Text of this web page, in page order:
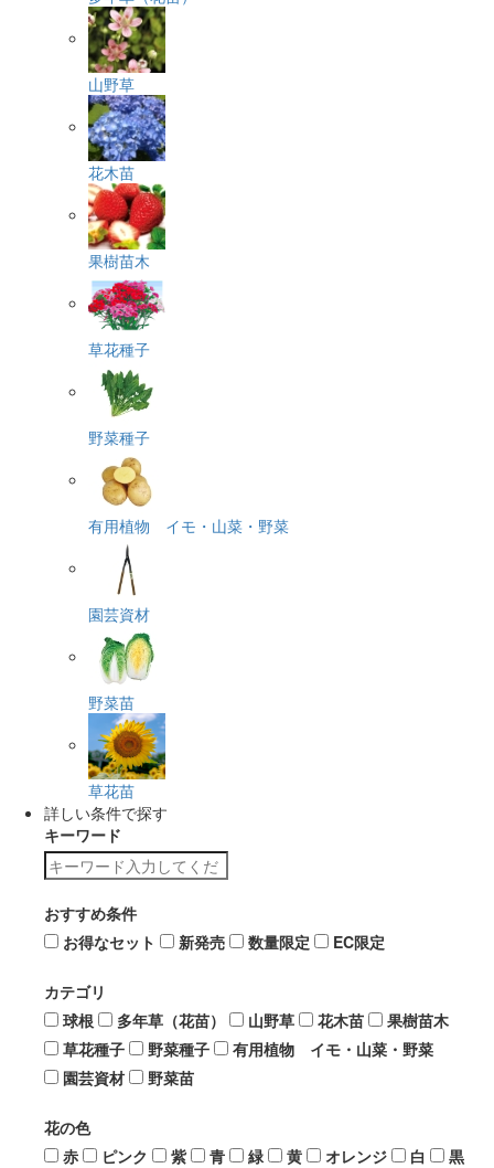
山野草
花木苗
果樹苗木
草花種子
野菜種子
有用植物 イモ・山菜・野菜
園芸資材
野菜苗
草花苗
詳しい条件で探す
キーワード
おすすめ条件
お得なセット
新発売 数量限定 EC限定
カテゴリ
球根
多年草（花苗） 山野草 花木苗
果樹苗木
草花種子
野菜種子
有用植物 イモ・山菜・野菜
園芸資材
野菜苗
花の色
赤
ピンク 紫 青 緑 黄 オレンジ 白
黒